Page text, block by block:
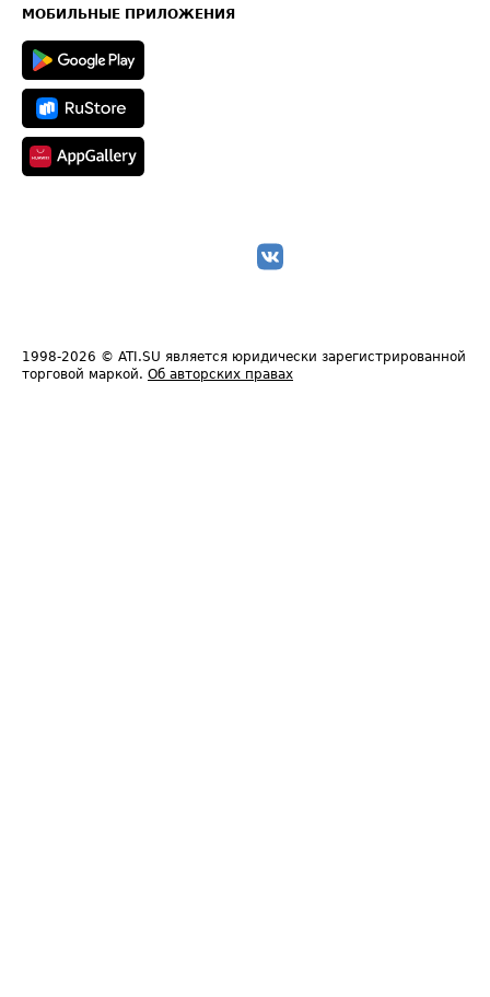
Техническая информация
МОБИЛЬНЫЕ ПРИЛОЖЕНИЯ
1998-2026 © ATI.SU является юридически зарегистрированной
торговой маркой. Об авторских правах